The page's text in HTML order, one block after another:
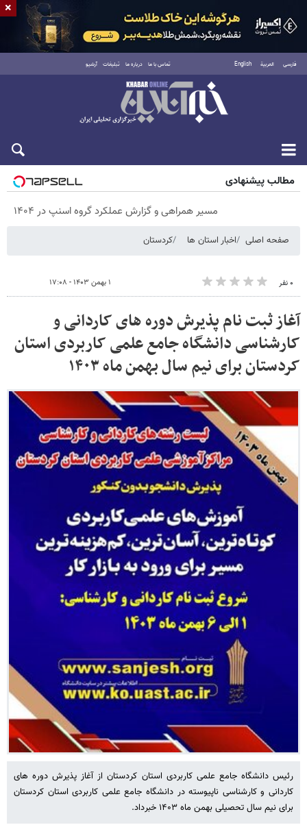
فارسی العربية English تماس با ما درباره ما تبلیغات آرشیو
پنجشنبه ۱۵ مرداد ۱۴۰۵
مطالب پیشنهادی
مسیر همراهی و گزارش عملکرد گروه اسنپ در ۱۴۰۴
صفحه اصلی اخبار استان ها کردستان
۰ نفر ۱ بهمن ۱۴۰۳ - ۱۷:۰۸
آغاز ثبت نام پذیرش دوره های کاردانی و
کارشناسی دانشگاه جامع علمی کاربردی استان
کردستان برای نیم سال بهمن ماه ۱۴۰۳
رئیس دانشگاه جامع علمی کاربردی استان کردستان از آغاز پذیرش دوره های
کاردانی و کارشناسی ناپیوسته در دانشگاه جامع علمی کاربردی استان کردستان
برای نیم سال تحصیلی بهمن ماه ۱۴۰۳ خبرداد.
×